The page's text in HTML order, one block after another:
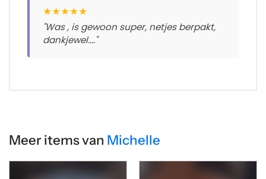
★★★★★
"Was , is gewoon super, netjes berpakt,
dankjewel...."
Meer items van Michelle